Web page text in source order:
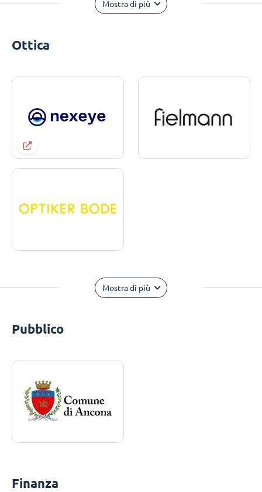
Mostra di più
Ottica
Mostra di più
Pubblico
Finanza